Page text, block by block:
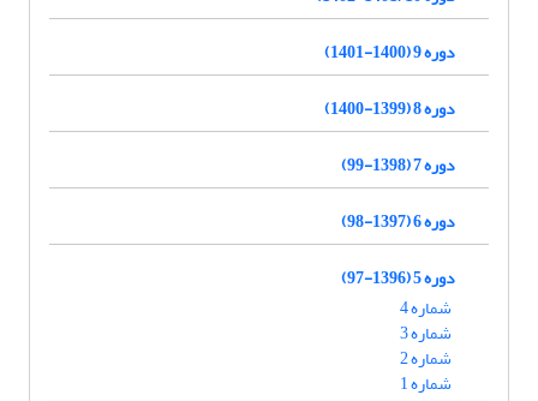
دوره 9 (1400-1401)
دوره 8 (1399-1400)
دوره 7 (1398-99)
دوره 6 (1397-98)
دوره 5 (1396-97)
شماره 4
شماره 3
شماره 2
شماره 1